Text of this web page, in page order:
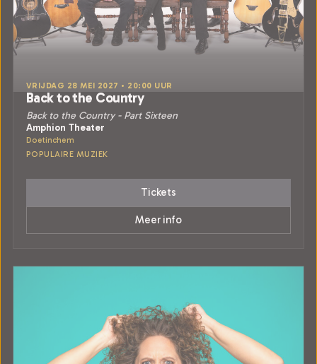
VRIJDAG 28 MEI 2027 • 20:00 UUR
Back to the Country
Back to the Country - Part Sixteen
Amphion Theater
Doetinchem
POPULAIRE MUZIEK
Tickets
Meer info